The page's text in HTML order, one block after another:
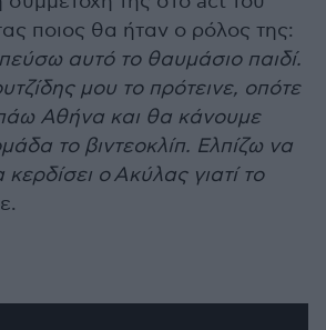
ποιος θα ήταν ο ρόλος της:
αυτό το θαυμάσιο παιδί.
μου το πρότεινε, οπότε
Αθήνα και θα κάνουμε
το βιντεοκλίπ. Ελπίζω να
κερδίσει ο Ακύλας γιατί το